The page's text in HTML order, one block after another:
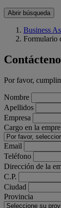
Abrir búsqueda
Business
Formulario
Por favor,
Nombre
Apellidos
Empresa
Cargo en la
Email
Teléfono
Dirección de la
C.P.
Ciudad
Provincia